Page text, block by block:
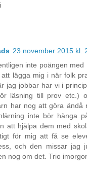
23 november 2015 kl.
inte poängen
lägga mig i när folk
jag jobbar har vi i
läsning till prov etc.)
har nog att göra ändå
inte bör hänga
att hjälpa dem med
för mig att få se
och den missar jag
nog om det. Trio